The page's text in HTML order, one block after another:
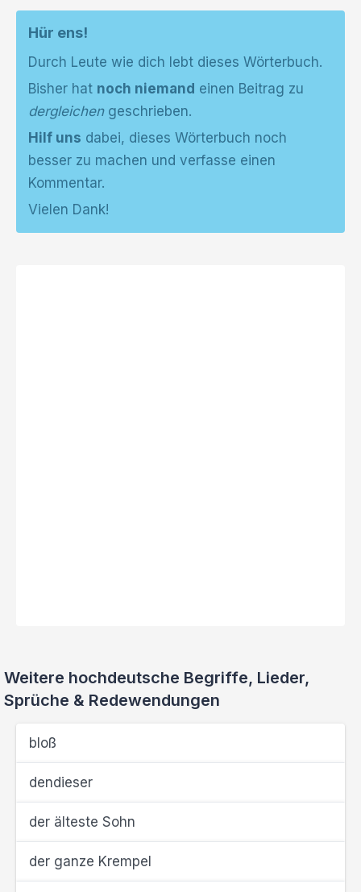
Hür ens!
Durch Leute wie dich lebt dieses Wörterbuch.
Bisher hat noch niemand einen Beitrag zu
dergleichengeschrieben.
Hilf uns dabei, dieses Wörterbuch noch
besser zu machen und verfasse einen
Kommentar.
Vielen Dank!
Weitere hochdeutsche Begriffe, Lieder,
Sprüche & Redewendungen
bloß
dendieser
der älteste Sohn
der ganze Krempel